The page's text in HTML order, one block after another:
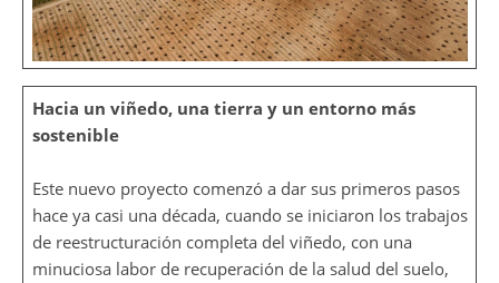
Hacia un viñedo, una tierra y un entorno más
sostenible
Este nuevo proyecto comenzó a dar sus primeros pasos
hace ya casi una década, cuando se iniciaron los trabajos
de reestructuración completa del viñedo, con una
minuciosa labor de recuperación de la salud del suelo,